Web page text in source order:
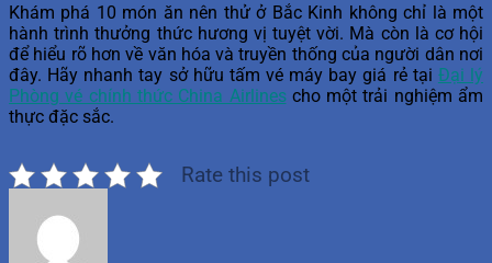
Khám phá 10 món ăn nên thử ở Bắc Kinh không chỉ là một
hành trình thưởng thức hương vị tuyệt vời. Mà còn là cơ hội
để hiểu rõ hơn về văn hóa và truyền thống của người dân nơi
đây. Hãy nhanh tay sở hữu tấm vé máy bay giá rẻ tại Đại lý
Phòng vé chính thức China Airlinescho một trải nghiệm ẩm
thực đặc sắc.
Rate this post